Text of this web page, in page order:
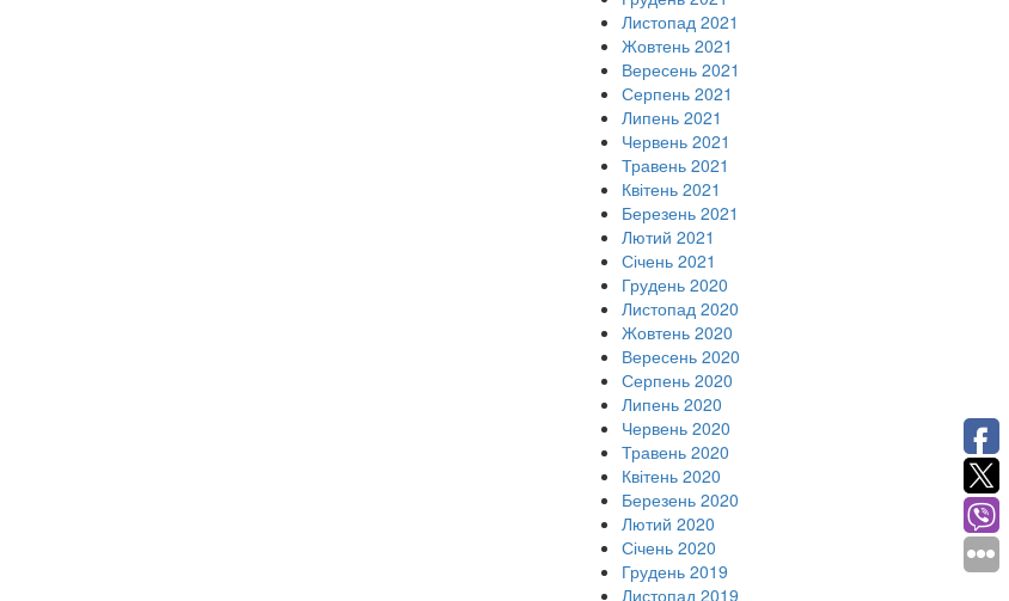
Листопад 2021
Жовтень 2021
Вересень 2021
Серпень 2021
Липень 2021
Червень 2021
Травень 2021
Квітень 2021
Березень 2021
Лютий 2021
Січень 2021
Грудень 2020
Листопад 2020
Жовтень 2020
Вересень 2020
Серпень 2020
Липень 2020
Червень 2020
Травень 2020
Квітень 2020
Березень 2020
Лютий 2020
Січень 2020
Грудень 2019
Листопад 2019